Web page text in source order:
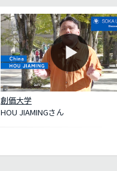
創価大学
HOU JIAMINGさん